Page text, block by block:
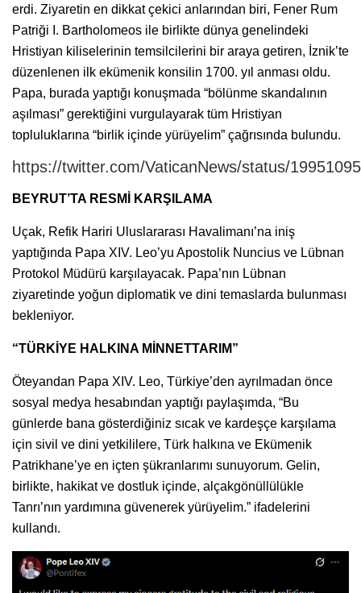
erdi. Ziyaretin en dikkat çekici anlarından biri, Fener Rum
Patriği I. Bartholomeos ile birlikte dünya genelindeki
Hristiyan kiliselerinin temsilcilerini bir araya getiren, İznik’te
düzenlenen ilk ekümenik konsilin 1700. yıl anması oldu.
Papa, burada yaptığı konuşmada “bölünme skandalının
aşılması” gerektiğini vurgulayarak tüm Hristiyan
topluluklarına “birlik içinde yürüyelim” çağrısında bulundu.
https://twitter.com/VaticanNews/status/
BEYRUT’TA RESMİ KARŞILAMA
Uçak, Refik Hariri Uluslararası Havalimanı’na iniş
yaptığında Papa XIV. Leo’yu Apostolik Nuncius ve Lübnan
Protokol Müdürü karşılayacak. Papa’nın Lübnan
ziyaretinde yoğun diplomatik ve dini temaslarda bulunması
bekleniyor.
“TÜRKİYE HALKINA MİNNETTARIM”
Öteyandan Papa XIV. Leo, Türkiye’den ayrılmadan önce
sosyal medya hesabından yaptığı paylaşımda, “Bu
günlerde bana gösterdiğiniz sıcak ve kardeşçe karşılama
için sivil ve dini yetkililere, Türk halkına ve Ekümenik
Patrikhane’ye en içten şükranlarımı sunuyorum. Gelin,
birlikte, hakikat ve dostluk içinde, alçakgönüllülükle
Tanrı’nın yardımına güvenerek yürüyelim.” ifadelerini
kullandı.